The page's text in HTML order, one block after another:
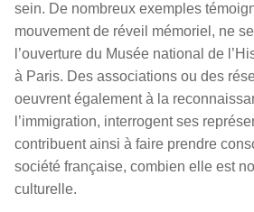
sein. De nombreux exemples
mouvement de réveil mémoriel, ne
l’ouverture du Musée national de
à Paris. Des associations ou des
oeuvrent également à la
l’immigration, interrogent ses
contribuent ainsi à faire prendre
société française, combien elle est
culturelle.